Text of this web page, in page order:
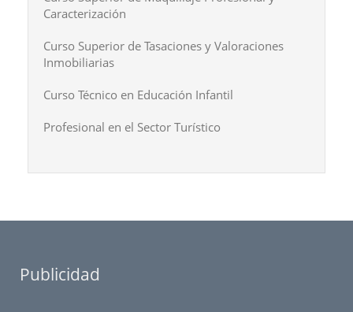
Caracterización
Curso Superior de Tasaciones y Valoraciones
Inmobiliarias
Curso Técnico en Educación Infantil
Profesional en el Sector Turístico
Publicidad